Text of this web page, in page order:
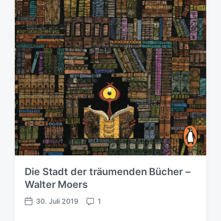
d
a
t
u
m
Die Stadt der träumenden Bücher –
Walter Moers
V
30. Juli 2019
K
1